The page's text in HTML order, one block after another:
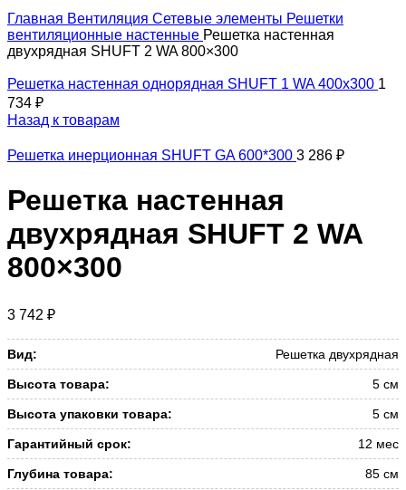
Главная Вентиляция Сетевые элементы Решетки
вентиляционные настенные Решетка настенная
двухрядная SHUFT 2 WA 800×300
Решетка настенная однорядная SHUFT 1 WA 400x300 1
734 ₽
Назад к товарам
Решетка инерционная SHUFT GA 600*300 3 286 ₽
Решетка настенная
двухрядная SHUFT 2 WA
800×300
3 742 ₽
Вид: Решетка двухрядная
Высота товара: 5 см
Высота упаковки товара: 5 см
Гарантийный срок: 12 мес
Глубина товара: 85 см